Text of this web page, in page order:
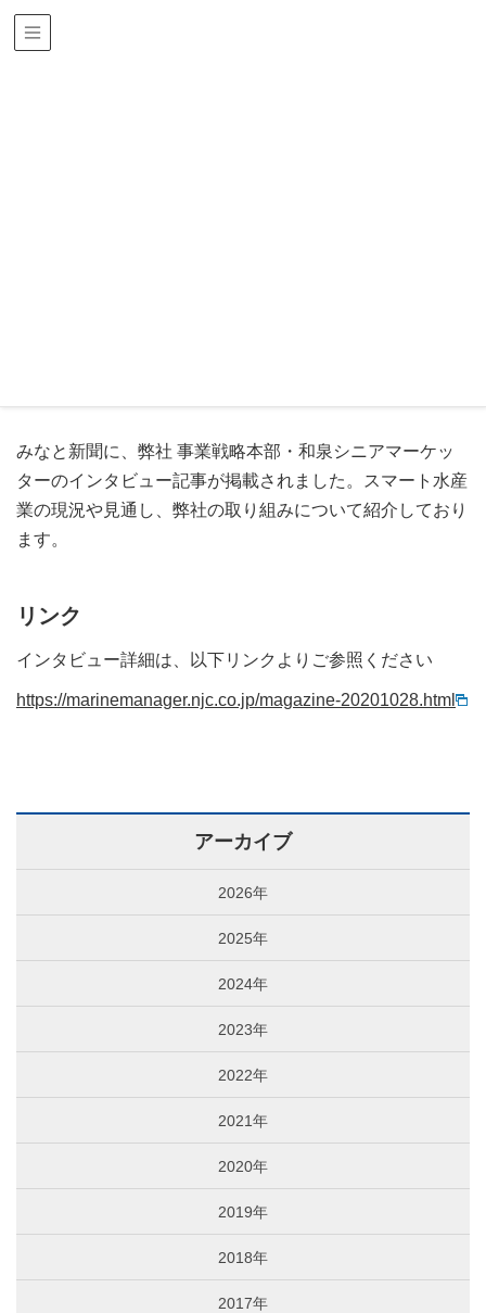
みなと新聞に、弊社 事業戦略本部・和泉シニアマーケッ
ターのインタビュー記事が掲載されました。スマート水産
業の現況や見通し、弊社の取り組みについて紹介しており
ます。
リンク
インタビュー詳細は、以下リンクよりご参照ください
https://marinemanager.njc.co.jp/magazine-20201028.html
アーカイブ
2026年
2025年
2024年
2023年
2022年
2021年
2020年
2019年
2018年
2017年